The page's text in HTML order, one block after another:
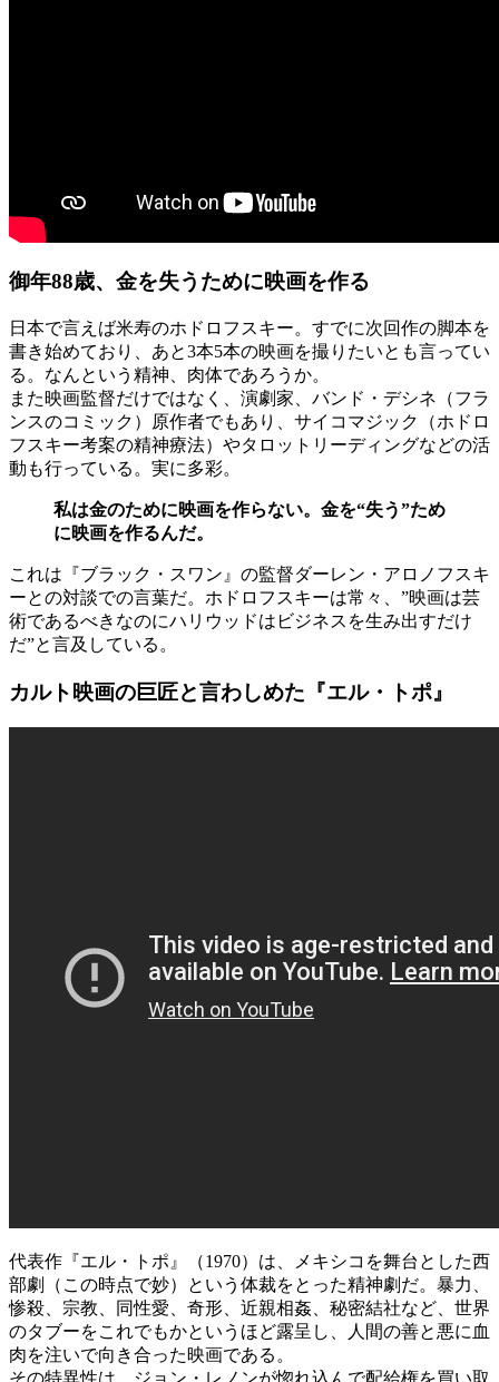
御年88歳、金を失うために映画を作る
日本で言えば米寿のホドロフスキー。すでに次回作の脚本を
書き始めており、あと3本5本の映画を撮りたいとも言ってい
る。なんという精神、肉体であろうか。
また映画監督だけではなく、演劇家、バンド・デシネ（フラ
ンスのコミック）原作者でもあり、サイコマジック（ホドロ
フスキー考案の精神療法）やタロットリーディングなどの活
動も行っている。実に多彩。
私は金のために映画を作らない。金を“失う”ため
に映画を作るんだ。
これは『ブラック・スワン』の監督ダーレン・アロノフスキ
ーとの対談での言葉だ。ホドロフスキーは常々、”映画は芸
術であるべきなのにハリウッドはビジネスを生み出すだけ
だ”と言及している。
カルト映画の巨匠と言わしめた『エル・トポ』
代表作『エル・トポ』（1970）は、メキシコを舞台とした西
部劇（この時点で妙）という体裁をとった精神劇だ。暴力、
惨殺、宗教、同性愛、奇形、近親相姦、秘密結社など、世界
のタブーをこれでもかというほど露呈し、人間の善と悪に血
肉を注いで向き合った映画である。